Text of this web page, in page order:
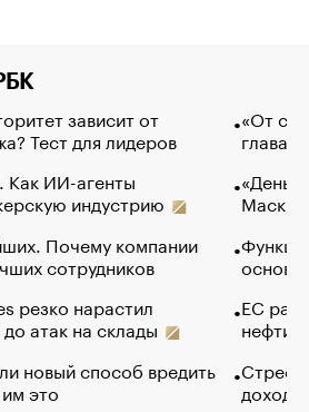
зависит от
Тест для лидеров
Как ИИ-агенты
индустрию
Почему компании
сотрудников
резко нарастил
атак на склады
новый способ вредить
это
«От
глава
Маск в
основ
ЕС
нефти